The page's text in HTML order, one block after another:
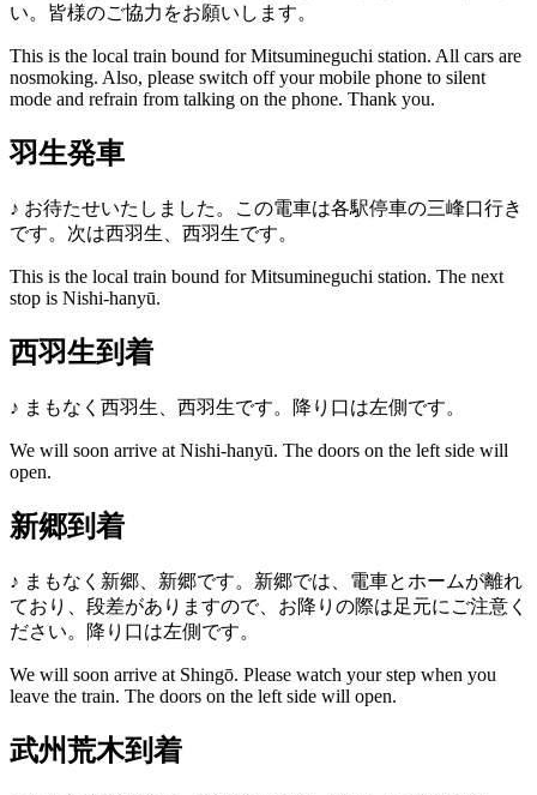
い。皆様のご協力をお願いします。
This is the local train bound for Mitsumineguchi station. All cars are
nosmoking. Also, please switch off your mobile phone to silent
mode and refrain from talking on the phone. Thank you.
羽生発車
♪ お待たせいたしました。この電車は各駅停車の三峰口行き
です。次は西羽生、西羽生です。
This is the local train bound for Mitsumineguchi station. The next
stop is Nishi-hanyū.
西羽生到着
♪ まもなく西羽生、西羽生です。降り口は左側です。
We will soon arrive at Nishi-hanyū. The doors on the left side will
open.
新郷到着
♪ まもなく新郷、新郷です。新郷では、電車とホームが離れ
ており、段差がありますので、お降りの際は足元にご注意く
ださい。降り口は左側です。
We will soon arrive at Shingō. Please watch your step when you
leave the train. The doors on the left side will open.
武州荒木到着